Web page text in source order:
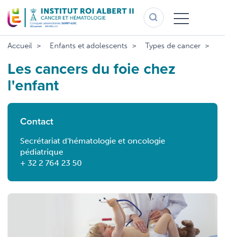
au
contenu
principal
Accueil Enfants et adolescents Types de cancer
Les cancers du foie chez
l'enfant
Contact
Secrétariat d'hématologie et oncologie
pédiatrique
+ 32 2 764 23 50